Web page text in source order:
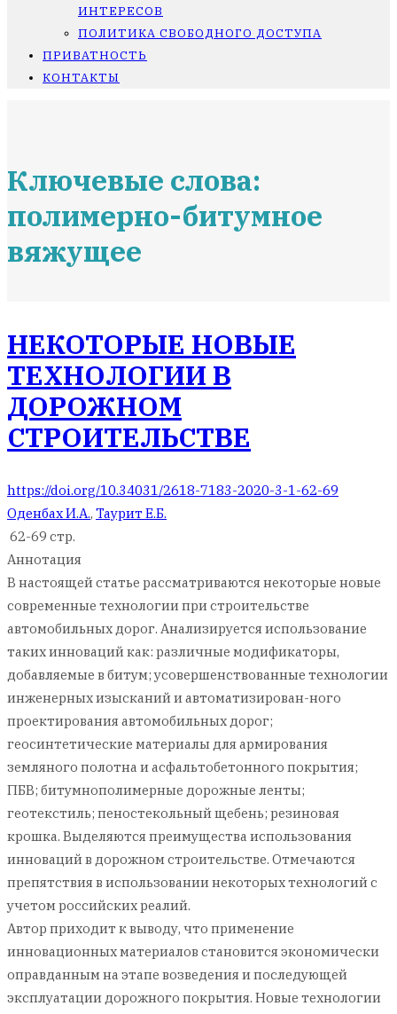
ИНТЕРЕСОВ
ПОЛИТИКА СВОБОДНОГО ДОСТУПА
ПРИВАТНОСТЬ
КОНТАКТЫ
Ключевые слова:
полимерно-битумное
вяжущее
НЕКОТОРЫЕ НОВЫЕ
ТЕХНОЛОГИИ В
ДОРОЖНОМ
СТРОИТЕЛЬСТВЕ
https://doi.org/10.34031/2618-7183-2020-3-1-62-69
Оденбах И.А., Таурит Е.Б.
62-69 стр.
Аннотация
В настоящей статье рассматриваются некоторые новые
современные технологии при строительстве
автомобильных дорог. Анализируется использование
таких инноваций как: различные модификаторы,
добавляемые в битум; усовершенствованные технологии
инженерных изысканий и автоматизирован-ного
проектирования автомобильных дорог;
геосинтетические материалы для армирования
земляного полотна и асфальтобетонного покрытия;
ПБВ; битумнополимерные дорожные ленты;
геотекстиль; пеностекольный щебень; резиновая
крошка. Выделяются преимущества использования
инноваций в дорожном строительстве. Отмечаются
препятствия в использовании некоторых технологий с
учетом российских реалий.
Автор приходит к выводу, что применение
инновационных материалов становится экономически
оправданным на этапе возведения и последующей
эксплуатации дорожного покрытия. Новые технологии